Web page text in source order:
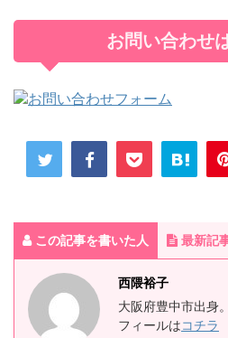
お問い合わせ
この記事を書いた人 最新記
西隈裕子
大阪府豊中市出身
フィールはコチラ